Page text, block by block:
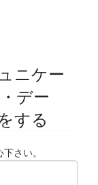
ニケー
デー
する
さい。